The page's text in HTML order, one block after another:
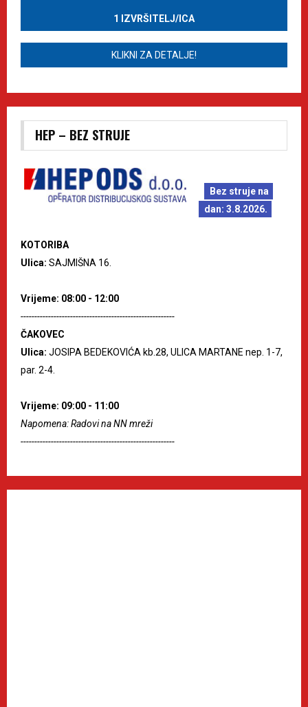
1 IZVRŠITELJ/ICA
KLIKNI ZA DETALJE!
HEP – BEZ STRUJE
Bez struje na
dan: 3.8.2026.
KOTORIBA
Ulica: SAJMIŠNA 16.
Vrijeme: 08:00 - 12:00
--------------------------------------------------------
ČAKOVEC
Ulica: JOSIPA BEDEKOVIĆA kb.28, ULICA MARTANE nep. 1-7,
par. 2-4.
Vrijeme: 09:00 - 11:00
Napomena: Radovi na NN mreži
--------------------------------------------------------